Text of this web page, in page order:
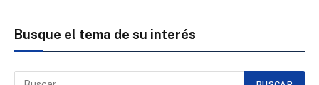
Busque el tema de su interés